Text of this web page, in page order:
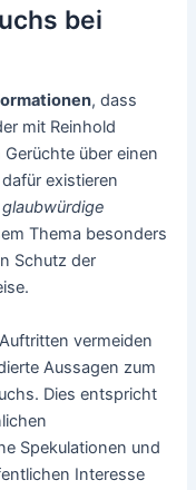
bei
, dass
mit Reinhold
über einen
existieren
Thema besonders
Schutz der
vermeiden
Aussagen zum
Dies entspricht
Spekulationen und
Interesse